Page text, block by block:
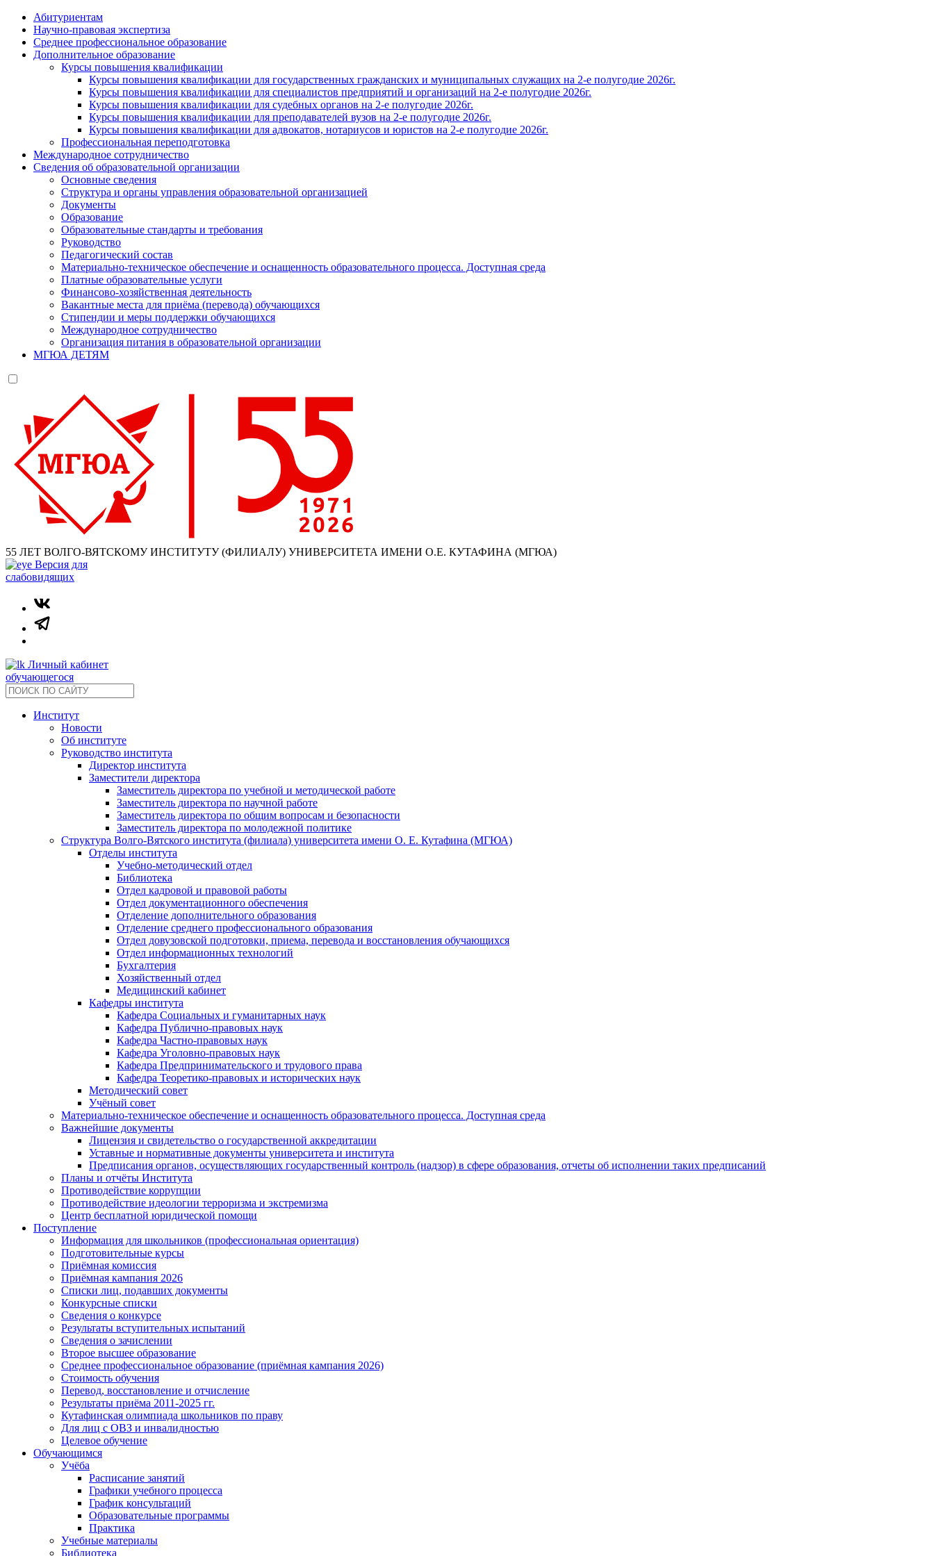
Абитуриентам
Научно-правовая экспертиза
Cреднее профессиональное образование
Дополнительное образование
Курсы повышения квалификации
Курсы повышения квалификации для государственных гражданских и муниципальных служащих на 2-е полугодие 2026г.
Курсы повышения квалификации для специалистов предприятий и организаций на 2-е полугодие 2026г.
Курсы повышения квалификации для судебных органов на 2-е полугодие 2026г.
Курсы повышения квалификации для преподавателей вузов на 2-е полугодие 2026г.
Курсы повышения квалификации для адвокатов, нотариусов и юристов на 2-е полугодие 2026г.
Профессиональная переподготовка
Международное сотрудничество
Сведения об образовательной организации
Основные сведения
Структура и органы управления образовательной организацией
Документы
Образование
Образовательные стандарты и требования
Руководство
Педагогический состав
Материально-техническое обеспечение и оснащенность образовательного процесса. Доступная среда
Платные образовательные услуги
Финансово-хозяйственная деятельность
Вакантные места для приёма (перевода) обучающихся
Стипендии и меры поддержки обучающихся
Международное сотрудничество
Организация питания в образовательной организации
МГЮА ДЕТЯМ
55 ЛЕТ ВОЛГО-ВЯТСКОМУ ИНСТИТУТУ (ФИЛИАЛУ) УНИВЕРСИТЕТА ИМЕНИ О.Е. КУТАФИНА (МГЮА)
Версия для
слабовидящих
Личный кабинет
обучающегося
Институт
Новости
Об институте
Руководство института
Директор института
Заместители директора
Заместитель директора по учебной и методической работе
Заместитель директора по научной работе
Заместитель директора по общим вопросам и безопасности
Заместитель директора по молодежной политике
Структура Волго-Вятского института (филиала) университета имени О. Е. Кутафина (МГЮА)
Отделы института
Учебно-методический отдел
Библиотека
Отдел кадровой и правовой работы
Отдел документационного обеспечения
Отделение дополнительного образования
Отделение среднего профессионального образования
Отдел довузовской подготовки, приема, перевода и восстановления обучающихся
Отдел информационных технологий
Бухгалтерия
Хозяйственный отдел
Медицинский кабинет
Кафедры института
Кафедра Социальных и гуманитарных наук
Кафедра Публично-правовых наук
Кафедра Частно-правовых наук
Кафедра Уголовно-правовых наук
Кафедра Предпринимательского и трудового права
Кафедра Теоретико-правовых и исторических наук
Методический совет
Учёный совет
Материально-техническое обеспечение и оснащенность образовательного процесса. Доступная среда
Важнейшие документы
Лицензия и свидетельство о государственной аккредитации
Уставные и нормативные документы университета и института
Предписания органов, осуществляющих государственный контроль (надзор) в сфере образования, отчеты об исполнении таких предписаний
Планы и отчёты Института
Противодействие коррупции
Противодействие идеологии терроризма и экстремизма
Центр бесплатной юридической помощи
Поступление
Информация для школьников (профессиональная ориентация)
Подготовительные курсы
Приёмная комиссия
Приёмная кампания 2026
Списки лиц, подавших документы
Конкурсные списки
Сведения о конкурсе
Результаты вступительных испытаний
Сведения о зачислении
Второе высшее образование
Среднее профессиональное образование (приёмная кампания 2026)
Стоимость обучения
Перевод, восстановление и отчисление
Результаты приёма 2011-2025 гг.
Кутафинская олимпиада школьников по праву
Для лиц с ОВЗ и инвалидностью
Целевое обучение
Обучающимся
Учёба
Расписание занятий
Графики учебного процесса
График консультаций
Образовательные программы
Практика
Учебные материалы
Библиотека